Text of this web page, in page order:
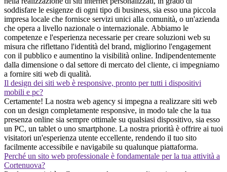
soddisfare le esigenze di ogni tipo di business, sia esso una piccola
impresa locale che fornisce servizi unici alla comunità, o un'azienda
che opera a livello nazionale o internazionale. Abbiamo le
competenze e l'esperienza necessarie per creare soluzioni web su
misura che riflettano l'identità del brand, migliorino l'engagement
con il pubblico e aumentino la visibilità online. Indipendentemente
dalla dimensione o dal settore di mercato del cliente, ci impegniamo
a fornire siti web di qualità.
Il design dei siti web è responsive, pronto per tutti i dispositivi
mobili e pc?
Certamente! La nostra web agency si impegna a realizzare siti web
con un design completamente responsive, in modo tale che la tua
presenza online sia sempre ottimale su qualsiasi dispositivo, sia esso
un PC, un tablet o uno smartphone. La nostra priorità è offrire ai tuoi
visitatori un'esperienza utente eccellente, rendendo il tuo sito
facilmente accessibile e navigabile su qualunque piattaforma.
Perché un sito web professionale è fondamentale per la tua attività a
Cortenuova?